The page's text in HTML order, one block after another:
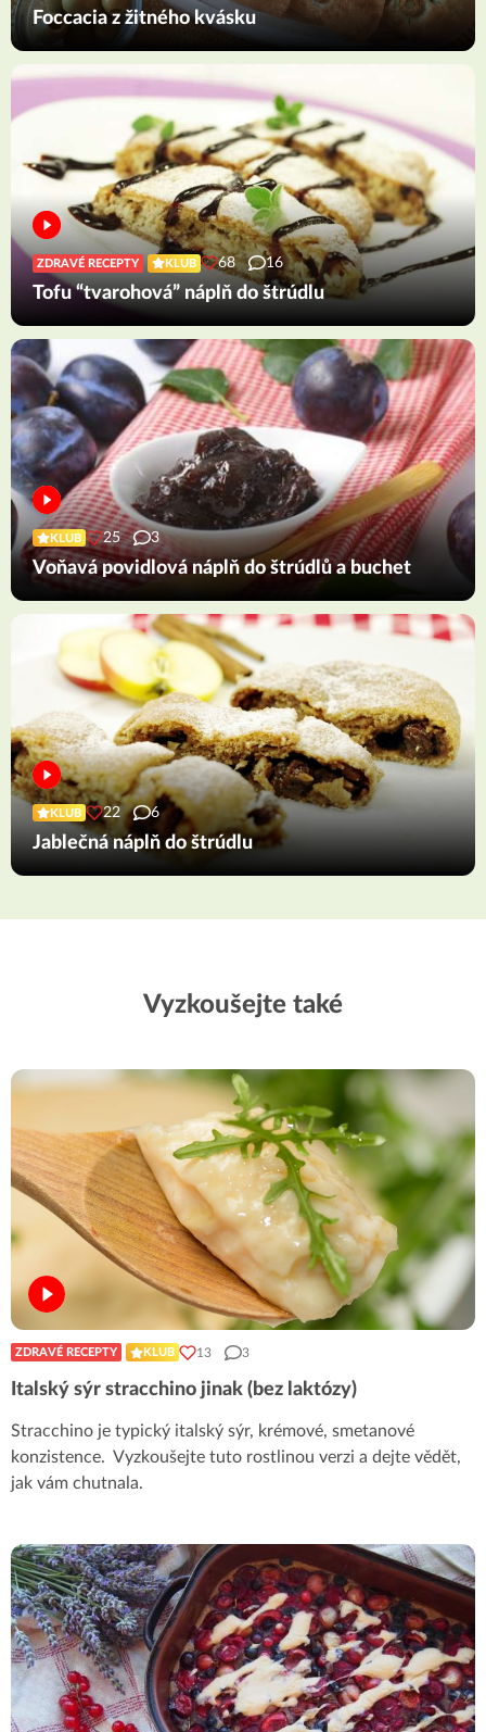
Foccacia z žitného kvásku
ZDRAVÉ RECEPTY KLUB 68 16
Tofu “tvarohová” náplň do štrúdlu
KLUB 25 3
Voňavá povidlová náplň do štrúdlů a buchet
KLUB 22 6
Jablečná náplň do štrúdlu
Vyzkoušejte také
ZDRAVÉ RECEPTY KLUB 13 3
Italský sýr stracchino jinak (bez laktózy)
Stracchino je typický italský sýr, krémové, smetanové
konzistence. Vyzkoušejte tuto rostlinou verzi a dejte vědět,
jak vám chutnala.